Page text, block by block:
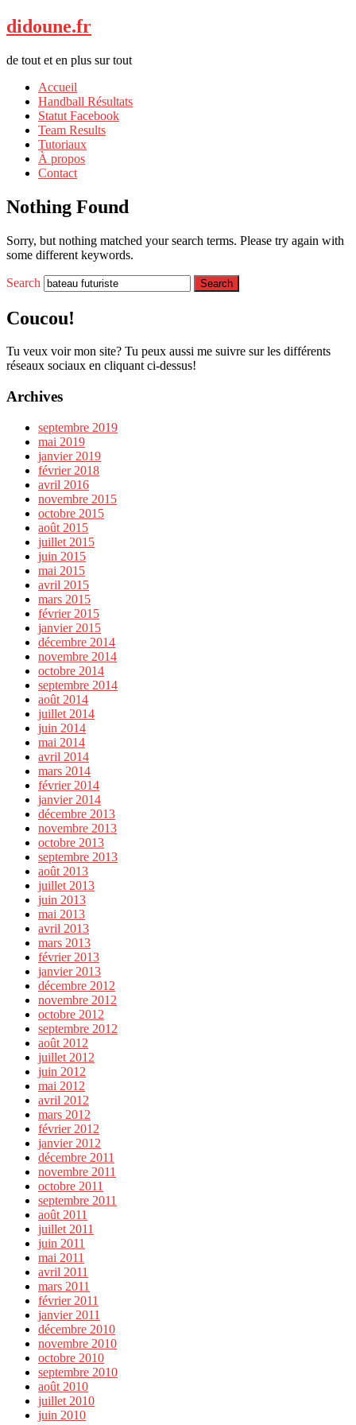
didoune.fr
de tout et en plus sur tout
Accueil
Handball Résultats
Statut Facebook
Team Results
Tutoriaux
À propos
Contact
Nothing Found
Sorry, but nothing matched your search terms. Please try again with
some different keywords.
Search
Coucou!
Tu veux voir mon site? Tu peux aussi me suivre sur les différents
réseaux sociaux en cliquant ci-dessus!
Archives
septembre 2019
mai 2019
janvier 2019
février 2018
avril 2016
novembre 2015
octobre 2015
août 2015
juillet 2015
juin 2015
mai 2015
avril 2015
mars 2015
février 2015
janvier 2015
décembre 2014
novembre 2014
octobre 2014
septembre 2014
août 2014
juillet 2014
juin 2014
mai 2014
avril 2014
mars 2014
février 2014
janvier 2014
décembre 2013
novembre 2013
octobre 2013
septembre 2013
août 2013
juillet 2013
juin 2013
mai 2013
avril 2013
mars 2013
février 2013
janvier 2013
décembre 2012
novembre 2012
octobre 2012
septembre 2012
août 2012
juillet 2012
juin 2012
mai 2012
avril 2012
mars 2012
février 2012
janvier 2012
décembre 2011
novembre 2011
octobre 2011
septembre 2011
août 2011
juillet 2011
juin 2011
mai 2011
avril 2011
mars 2011
février 2011
janvier 2011
décembre 2010
novembre 2010
octobre 2010
septembre 2010
août 2010
juillet 2010
juin 2010